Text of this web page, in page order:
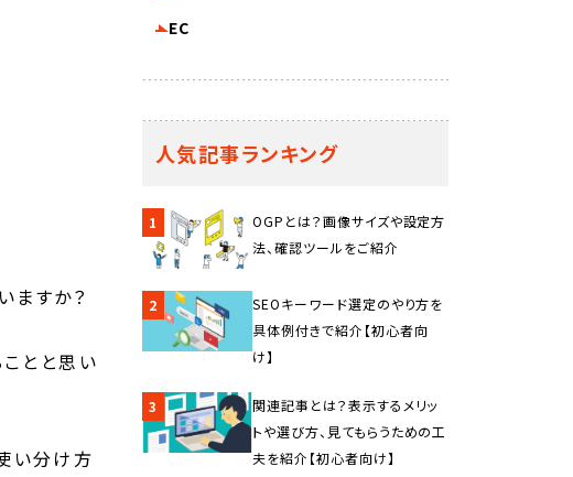
ますか？
とと思い
い分け方
EC
人気記事ランキング
1
OGPとは？画像サイズや設定方
法、確認ツールをご紹介
2
SEOキーワード選定のやり方を
具体例付きで紹介【初心者向
け】
3
関連記事とは？表示するメリッ
トや選び方、見てもらうための工
夫を紹介【初心者向け】